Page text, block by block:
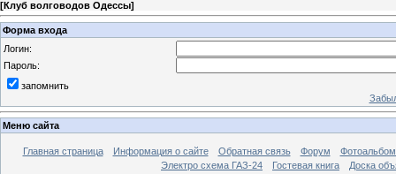
[Клуб волговодов Одессы]
Форма входа
Логин:
Пароль:
запомнить
Меню сайта
Главная страница Информация о сайте Обратная связь Форум
Электро схема ГАЗ-24
Гостевая книга Доска